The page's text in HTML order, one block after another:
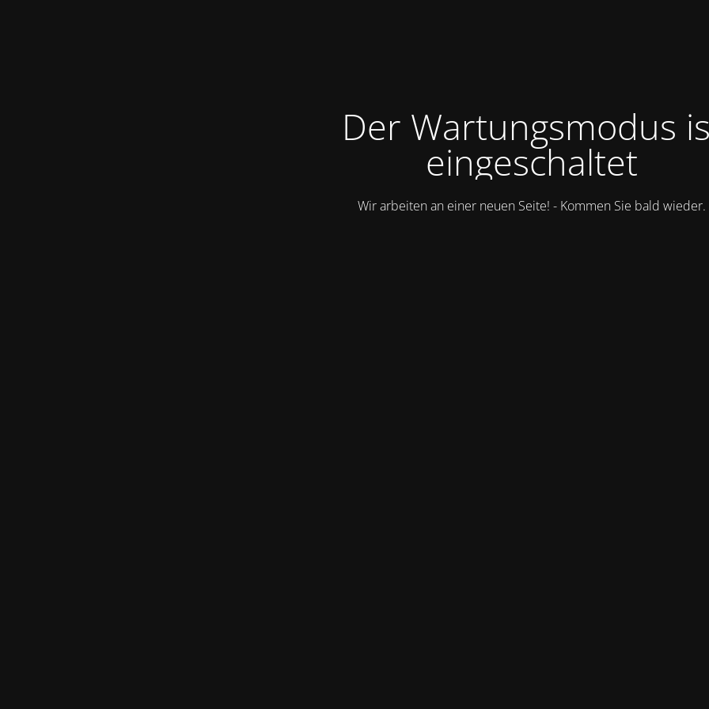
Der Wartungsmodus
eingeschaltet
Wir arbeiten an einer neuen Seite! - Kommen Sie bald wieder.